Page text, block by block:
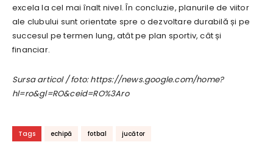
excela la cel mai înalt nivel. În concluzie, planurile de viitor
ale clubului sunt orientate spre o dezvoltare durabilă și pe
succesul pe termen lung, atât pe plan sportiv, cât și
financiar.
Sursa articol / foto: https://news.google.com/home?
hl=ro&gl=RO&ceid=RO%3Aro
Tags echipă fotbal jucător